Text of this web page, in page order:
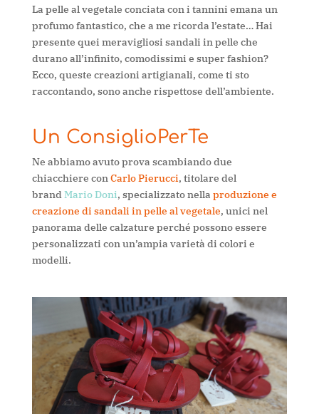
La pelle al vegetale conciata con i tannini emana un
profumo fantastico, che a me ricorda l’estate… Hai
presente quei meravigliosi sandali in pelle che
durano all’infinito, comodissimi e super fashion?
Ecco, queste creazioni artigianali, come ti sto
raccontando, sono anche rispettose dell’ambiente.
Un ConsiglioPerTe
Ne abbiamo avuto prova scambiando due
chiacchiere conCarlo Pierucci, titolare del
brandMario Doni, specializzato nella produzione e
creazione di sandali in pelle al vegetale, unici nel
panorama delle calzature perché possono essere
personalizzati con un’ampia varietà di colori e
modelli.